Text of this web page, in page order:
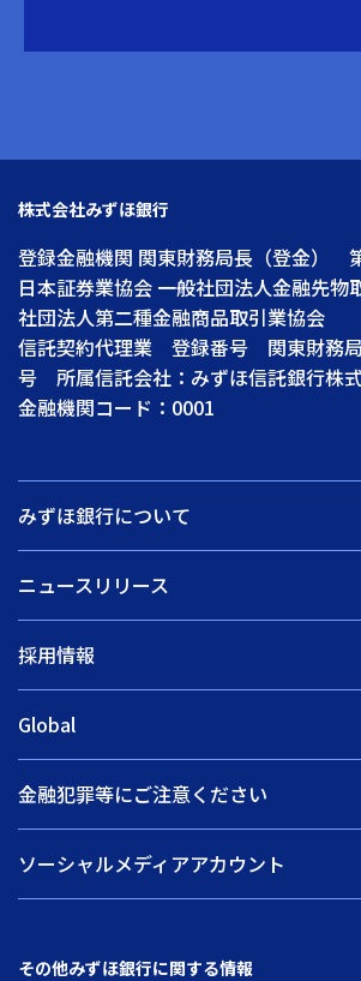
株式会社みずほ銀行
登録金融機関 関東財務局長（登金）
日本証券業協会 一般社団法人金融先
社団法人第二種金融商品取引業協会
信託契約代理業 登録番号 関東財務
号 所属信託会社：みずほ信託銀行株
金融機関コード：0001
みずほ銀行について
ニュースリリース
採用情報
Global
金融犯罪等にご注意ください
ソーシャルメディアアカウント
その他みずほ銀行に関する情報